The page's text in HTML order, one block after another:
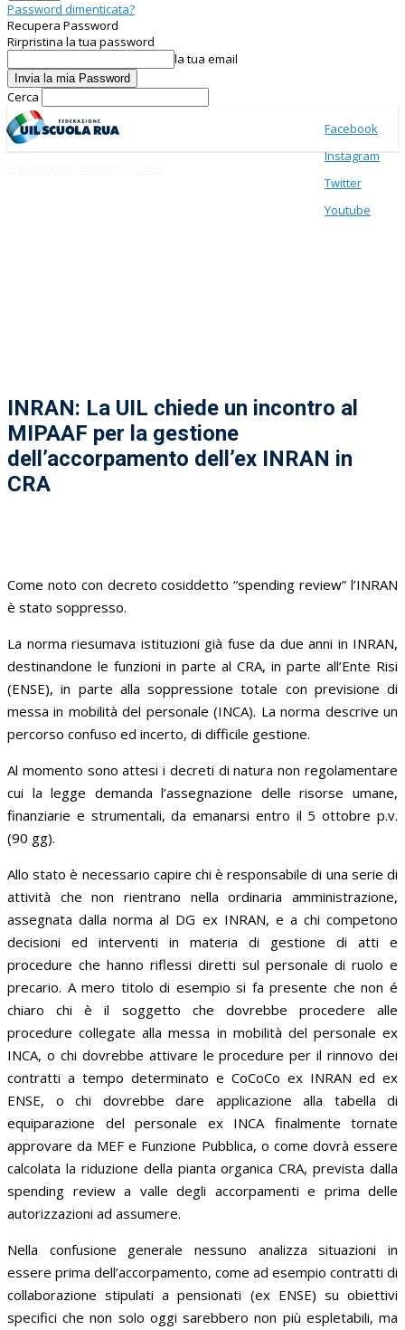
Password dimenticata?
Recupera Password
Rirpristina la tua password
la tua email
Cerca
Facebook
Instagram
Twitter
Youtube
INRAN: La UIL chiede un incontro al
MIPAAF per la gestione
dell’accorpamento dell’ex INRAN in
CRA
Come noto con decreto cosiddetto “spending review” l’INRAN
è stato soppresso.
La norma riesumava istituzioni già fuse da due anni in INRAN,
destinandone le funzioni in parte al CRA, in parte all’Ente Risi
(ENSE), in parte alla soppressione totale con previsione di
messa in mobilità del personale (INCA). La norma descrive un
percorso confuso ed incerto, di difficile gestione.
Al momento sono attesi i decreti di natura non regolamentare
cui la legge demanda l’assegnazione delle risorse umane,
finanziarie e strumentali, da emanarsi entro il 5 ottobre p.v.
(90 gg).
Allo stato è necessario capire chi è responsabile di una serie di
attività che non rientrano nella ordinaria amministrazione,
assegnata dalla norma al DG ex INRAN, e a chi competono
decisioni ed interventi in materia di gestione di atti e
procedure che hanno riflessi diretti sul personale di ruolo e
precario. A mero titolo di esempio si fa presente che non é
chiaro chi è il soggetto che dovrebbe procedere alle
procedure collegate alla messa in mobilità del personale ex
INCA, o chi dovrebbe attivare le procedure per il rinnovo dei
contratti a tempo determinato e CoCoCo ex INRAN ed ex
ENSE, o chi dovrebbe dare applicazione alla tabella di
equiparazione del personale ex INCA finalmente tornate
approvare da MEF e Funzione Pubblica, o come dovrà essere
calcolata la riduzione della pianta organica CRA, prevista dalla
spending review a valle degli accorpamenti e prima delle
autorizzazioni ad assumere.
Nella confusione generale nessuno analizza situazioni in
essere prima dell’accorpamento, come ad esempio contratti di
collaborazione stipulati a pensionati (ex ENSE) su obiettivi
specifici che non solo oggi sarebbero non più espletabili, ma